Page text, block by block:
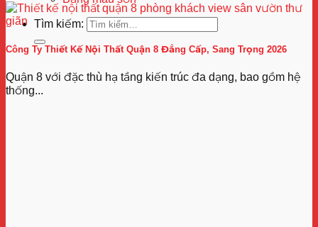
Tìm kiếm:
Công Ty Thiết Kế Nội Thất Quận 8 Đẳng Cấp, Sang Trọng 2026
Quận 8 với đặc thù hạ tầng kiến trúc đa dạng, bao gồm hệ
thống...